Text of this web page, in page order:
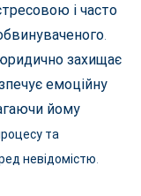
і часто
захищає
емоційну
йому
та
невідомістю.